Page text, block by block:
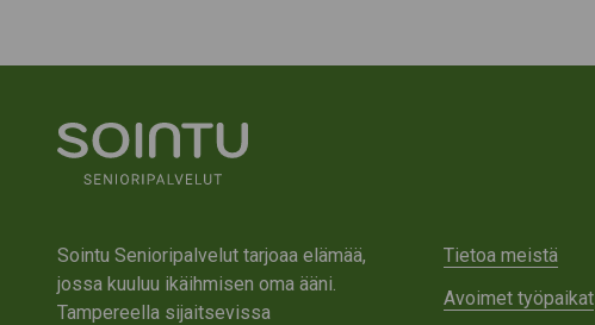
Sointu Senioripalvelut tarjoaa elämää,
jossa kuuluu ikäihmisen oma ääni.
Tampereella sijaitsevissa
Tietoa meistä
Avoimet työpaikat